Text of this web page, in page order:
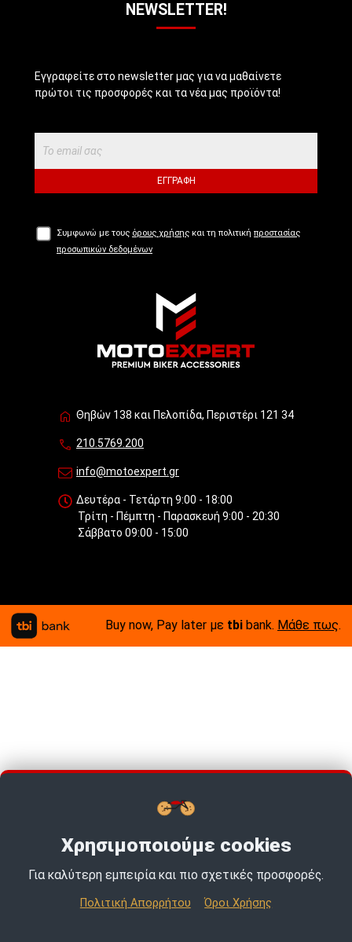
NEWSLETTER!
Εγγραφείτε στο newsletter μας για να μαθαίνετε
πρώτοι τις προσφορές και τα νέα μας προϊόντα!
ΕΓΓΡΑΦΉ
Συμφωνώ με τους όρους χρήσης και τη πολιτική προστασίας
προσωπικών δεδομένων
Θηβών 138 και Πελοπίδα, Περιστέρι 121 34
210.5769.200
info@motoexpert.gr
Δευτέρα - Τετάρτη 9:00 - 18:00
Τρίτη - Πέμπτη - Παρασκευή 9:00 - 20:30
Σάββατο 09:00 - 15:00
Buy now, Pay later με tbi bank. Μάθε πως.
Χρησιμοποιούμε cookies
Για καλύτερη εμπειρία και πιο σχετικές προσφορές.
Πολιτική Απορρήτου Όροι Χρήσης